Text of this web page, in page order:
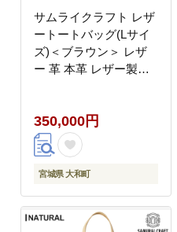
サムライクラフト レザ
ートートバッグ(Lサイ
ズ)＜ブラウン＞ レザ
ー 革 本革 レザー製品
縫い ハンドメイド ファ
ッション 小物 Samurai
Craft【株式会社Stand
Field】ta282-brown
350,000円
宮城県 大和町